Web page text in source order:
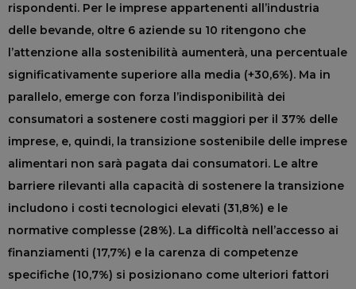
rispondenti. Per le imprese appartenenti all’industria
delle bevande, oltre 6 aziende su 10 ritengono che
l’attenzione alla sostenibilità aumenterà, una percentuale
significativamente superiore alla media (+30,6%). Ma in
parallelo, emerge con forza l’indisponibilità dei
consumatori a sostenere costi maggiori per il 37% delle
imprese, e, quindi, la transizione sostenibile delle imprese
alimentari non sarà pagata dai consumatori. Le altre
barriere rilevanti alla capacità di sostenere la transizione
includono i costi tecnologici elevati (31,8%) e le
normative complesse (28%). La difficoltà nell’accesso ai
finanziamenti (17,7%) e la carenza di competenze
specifiche (10,7%) si posizionano come ulteriori fattori